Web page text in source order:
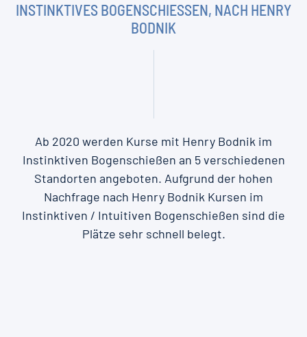
INSTINKTIVES BOGENSCHIESSEN, NACH HENRY B
ODNIK
Ab 2020 werden Kurse mit Henry Bodnik im
Instinktiven Bogenschießen an 5 verschiedenen
Standorten angeboten. Aufgrund der hohen
Nachfrage nach Henry Bodnik Kursen im
Instinktiven / Intuitiven Bogenschießen sind die
Plätze sehr schnell belegt.